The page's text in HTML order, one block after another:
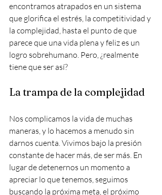
encontramos atrapados en un sistema
que glorifica el estrés, la competitividad y
la complejidad, hasta el punto de que
parece que una vida plena y feliz es un
logro sobrehumano. Pero, ¿realmente
tiene que ser así?
La trampa de la complejidad
Nos complicamos la vida de muchas
maneras, y lo hacemos a menudo sin
darnos cuenta. Vivimos bajo la presión
constante de hacer más, de ser más. En
lugar de detenernos un momento a
apreciar lo que tenemos, seguimos
buscando la próxima meta, el próximo